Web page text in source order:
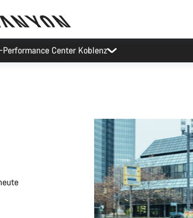
Probefahrten